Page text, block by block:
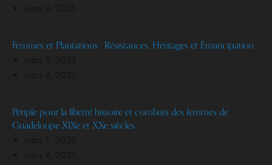
Femmes et Plantations : Résistances, Héritages et Émancipation
Périple pour la liberté histoire et combats des femmes de
Guadeloupe XIXe et XXe siècles